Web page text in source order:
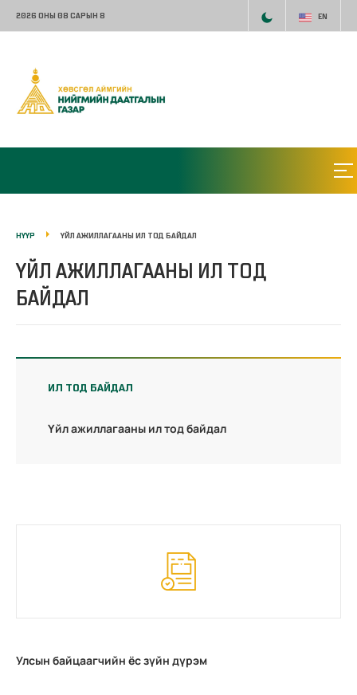
2026 ОНЫ 08 САРЫН 8 EN
НҮҮР ҮЙЛ АЖИЛЛАГААНЫ ИЛ ТОД БАЙДАЛ
ҮЙЛ АЖИЛЛАГААНЫ ИЛ ТОД
БАЙДАЛ
ИЛ ТОД БАЙДАЛ
Үйл ажиллагааны ил тод байдал
Улсын байцаагчийн ёс зүйн дүрэм